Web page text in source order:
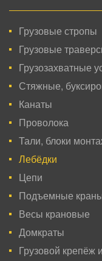
Грузовые стропы
Грузовые
Грузозахватные
Стяжные,
Канаты
Проволока
Тали, блоки
Лебёдки
Цепи
Подъемные
Весы крановые
Домкраты
Грузовой крепёж